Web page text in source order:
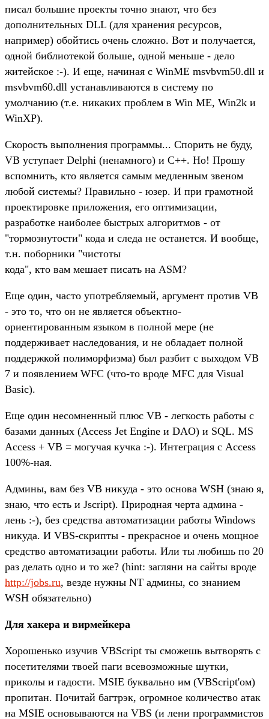
писал большие проекты точно знают, что без
дополнительных DLL (для хранения ресурсов,
например) обойтись очень сложно. Вот и получается,
одной библиотекой больше, одной меньше - дело
житейское :-). И еще, начиная с WinME msvbvm50.dll и
msvbvm60.dll устанавливаются в систему по
умолчанию (т.е. никаких проблем в Win ME, Win2k и
WinXP).
Скорость выполнения программы... Спорить не буду,
VB уступает Delphi (ненамного) и C++. Но! Прошу
вспомнить, кто является самым медленным звеном
любой системы? Правильно - юзер. И при грамотной
проектировке приложения, его оптимизации,
разработке наиболее быстрых алгоритмов - от
"тормознутости" кода и следа не останется. И вообще,
т.н. поборники "чистоты
кода", кто вам мешает писать на ASM?
Еще один, часто употребляемый, аргумент против VB
- это то, что он не является объектно-
ориентированным языком в полной мере (не
поддерживает наследования, и не обладает полной
поддержкой полиморфизма) был разбит с выходом VB
7 и появлением WFC (что-то вроде MFC для Visual
Basic).
Еще один несомненный плюс VB - легкость работы с
базами данных (Access Jet Engine и DAO) и SQL. MS
Access + VB = могучая кучка :-). Интеграция с Access
100%-ная.
Админы, вам без VB никуда - это основа WSH (знаю я,
знаю, что есть и Jscript). Природная черта админа -
лень :-), без средства автоматизации работы Windows
никуда. И VBS-скрипты - прекрасное и очень мощное
средство автоматизации работы. Или ты любишь по 20
раз делать одно и то же? (hint: загляни на сайты вроде
http://jobs.ru, везде нужны NT админы, со знанием
WSH обязательно)
Для хакера и вирмейкера
Хорошенько изучив VBScript ты сможешь вытворять с
посетителями твоей паги всевозможные шутки,
приколы и гадости. MSIE буквально им (VBScript'ом)
пропитан. Почитай багтрэк, огромное количество атак
на MSIE основываются на VBS (и лени программистов